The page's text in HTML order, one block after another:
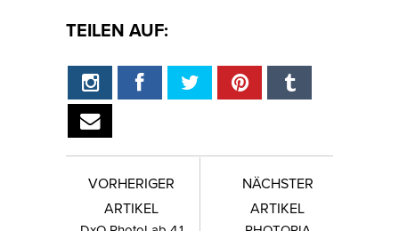
TEILEN AUF:
VORHERIGER
ARTIKEL
NÄCHSTER
ARTIKEL